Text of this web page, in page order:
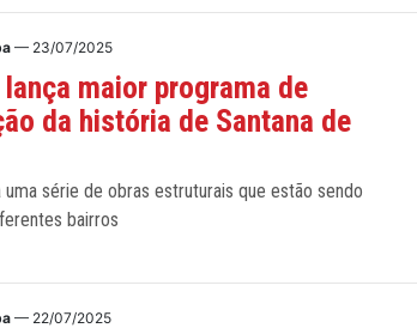
— 23/07/2025
lança maior programa de
da história de Santana de
série de obras estruturais que estão sendo
bairros
— 22/07/2025